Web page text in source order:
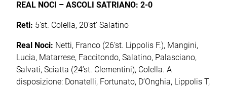
REAL NOCI – ASCOLI SATRIANO: 2-0
Reti: 5’st. Colella, 20’st’ Salatino
Real Noci: Netti, Franco (26’st. Lippolis F.), Mangini,
Lucia, Matarrese, Faccitondo, Salatino, Palasciano,
Salvati, Sciatta (24’st. Clementini), Colella. A
disposizione: Donatelli, Fortunato, D’Onghia, Lippolis T,